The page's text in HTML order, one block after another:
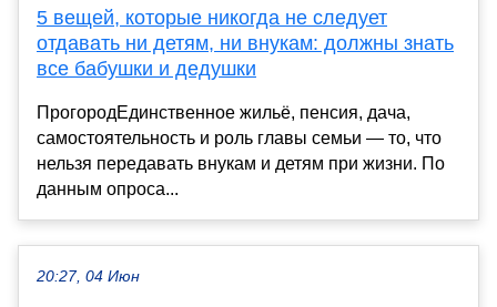
5 вещей, которые никогда не следует
отдавать ни детям, ни внукам: должны знать
все бабушки и дедушки
ПрогородЕдинственное жильё, пенсия, дача,
самостоятельность и роль главы семьи — то, что
нельзя передавать внукам и детям при жизни. По
данным опроса...
20:27, 04 Июн